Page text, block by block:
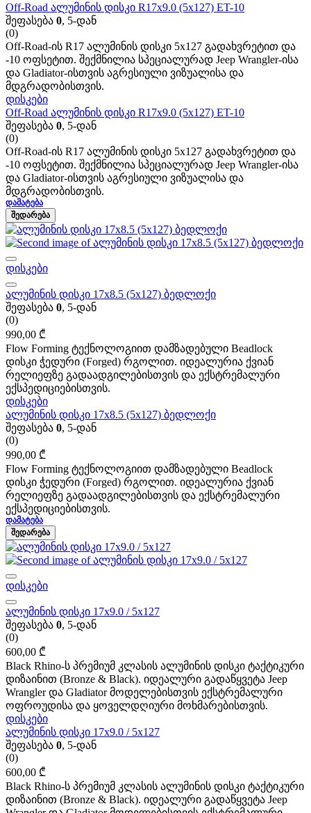
Off-Road ალუმინის დისკი R17x9.0 (5x127) ET-10
შეფასება 0, 5-დან
(0)
Off-Road-ის R17 ალუმინის დისკი 5x127 გადახვრეტით და
-10 ოფსეტით. შექმნილია სპეციალურად Jeep Wrangler-ისა
და Gladiator-ისთვის აგრესიული ვიზუალისა და
მდგრადობისთვის.
დისკები
Off-Road ალუმინის დისკი R17x9.0 (5x127) ET-10
შეფასება 0, 5-დან
(0)
Off-Road-ის R17 ალუმინის დისკი 5x127 გადახვრეტით და
-10 ოფსეტით. შექმნილია სპეციალურად Jeep Wrangler-ისა
და Gladiator-ისთვის აგრესიული ვიზუალისა და
მდგრადობისთვის.
ᲓᲐᲛᲐᲢᲔᲑᲐ
ᲨᲔᲓᲐᲠᲔᲑᲐ
დისკები
ალუმინის დისკი 17x8.5 (5x127) ბედლოქი
შეფასება 0, 5-დან
(0)
990,00 ₾
Flow Forming ტექნოლოგიით დამზადებული Beadlock
დისკი ჭედური (Forged) რგოლით. იდეალურია ქვიან
რელიეფზე გადაადგილებისთვის და ექსტრემალური
ექსპედიციებისთვის.
დისკები
ალუმინის დისკი 17x8.5 (5x127) ბედლოქი
შეფასება 0, 5-დან
(0)
990,00 ₾
Flow Forming ტექნოლოგიით დამზადებული Beadlock
დისკი ჭედური (Forged) რგოლით. იდეალურია ქვიან
რელიეფზე გადაადგილებისთვის და ექსტრემალური
ექსპედიციებისთვის.
ᲓᲐᲛᲐᲢᲔᲑᲐ
ᲨᲔᲓᲐᲠᲔᲑᲐ
დისკები
ალუმინის დისკი 17x9.0 / 5x127
შეფასება 0, 5-დან
(0)
600,00 ₾
Black Rhino-ს პრემიუმ კლასის ალუმინის დისკი ტაქტიკური
დიზაინით (Bronze & Black). იდეალური გადაწყვეტა Jeep
Wrangler და Gladiator მოდელებისთვის ექსტრემალური
ოფროუდისა და ყოველდღიური მოხმარებისთვის.
დისკები
ალუმინის დისკი 17x9.0 / 5x127
შეფასება 0, 5-დან
(0)
600,00 ₾
Black Rhino-ს პრემიუმ კლასის ალუმინის დისკი ტაქტიკური
დიზაინით (Bronze & Black). იდეალური გადაწყვეტა Jeep